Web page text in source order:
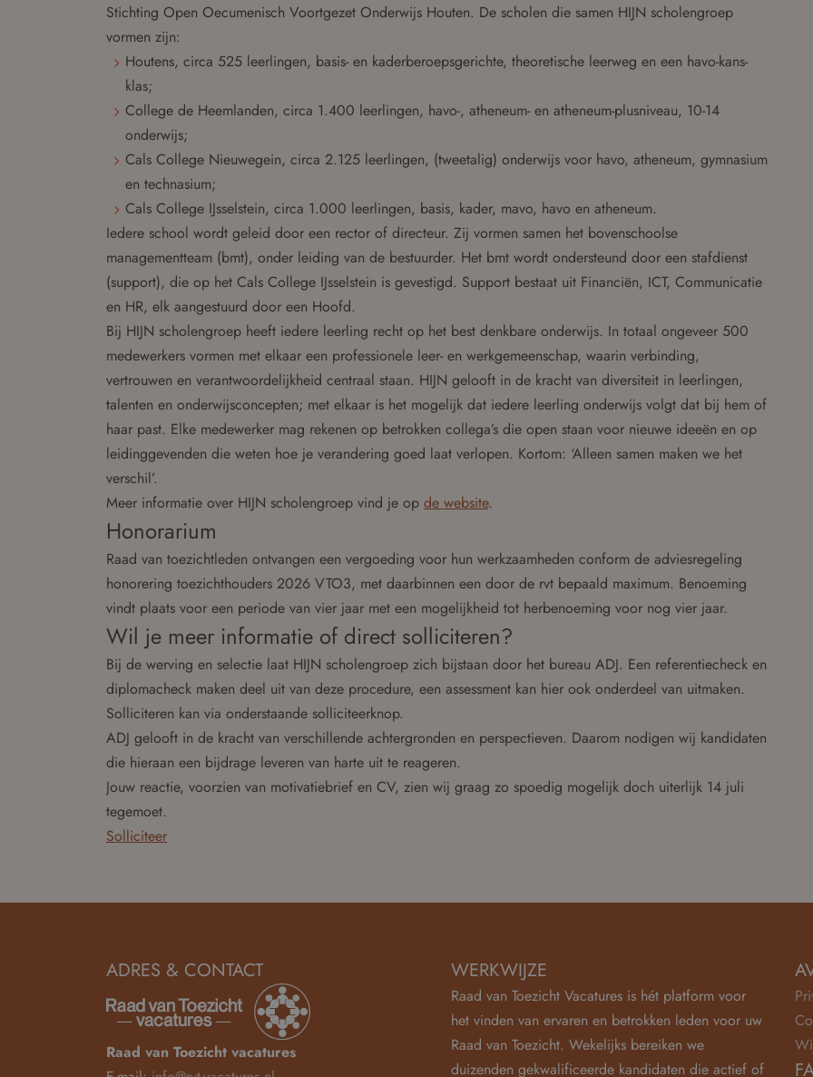
Stichting Open Oecumenisch Voortgezet Onderwijs Houten. De scholen die samen HIJN scholengroep
vormen zijn:
Houtens, circa 525 leerlingen, basis- en kaderberoepsgerichte, theoretische leerweg en een havo-kans-
klas;
College de Heemlanden, circa 1.400 leerlingen, havo-, atheneum- en atheneum-plusniveau, 10-14
onderwijs;
Cals College Nieuwegein, circa 2.125 leerlingen, (tweetalig) onderwijs voor havo, atheneum, gymnasium
en technasium;
Cals College IJsselstein, circa 1.000 leerlingen, basis, kader, mavo, havo en atheneum.
Iedere school wordt geleid door een rector of directeur. Zij vormen samen het bovenschoolse
managementteam (bmt), onder leiding van de bestuurder. Het bmt wordt ondersteund door een stafdienst
(support), die op het Cals College IJsselstein is gevestigd. Support bestaat uit Financiën, ICT, Communicatie
en HR, elk aangestuurd door een Hoofd.
Bij HIJN scholengroep heeft iedere leerling recht op het best denkbare onderwijs. In totaal ongeveer 500
medewerkers vormen met elkaar een professionele leer- en werkgemeenschap, waarin verbinding,
vertrouwen en verantwoordelijkheid centraal staan. HIJN gelooft in de kracht van diversiteit in leerlingen,
talenten en onderwijsconcepten; met elkaar is het mogelijk dat iedere leerling onderwijs volgt dat bij hem of
haar past. Elke medewerker mag rekenen op betrokken collega’s die open staan voor nieuwe ideeën en op
leidinggevenden die weten hoe je verandering goed laat verlopen. Kortom: ‘Alleen samen maken we het
verschil’.
Meer informatie over HIJN scholengroep vind je op de website.
Honorarium
Raad van toezichtleden ontvangen een vergoeding voor hun werkzaamheden conform de adviesregeling
honorering toezichthouders 2026 VTO3, met daarbinnen een door de rvt bepaald maximum. Benoeming
vindt plaats voor een periode van vier jaar met een mogelijkheid tot herbenoeming voor nog vier jaar.
Wil je meer informatie of direct solliciteren?
Bij de werving en selectie laat HIJN scholengroep zich bijstaan door het bureau ADJ. Een referentiecheck en
diplomacheck maken deel uit van deze procedure, een assessment kan hier ook onderdeel van uitmaken.
Solliciteren kan via onderstaande solliciteerknop.
ADJ gelooft in de kracht van verschillende achtergronden en perspectieven. Daarom nodigen wij kandidaten
die hieraan een bijdrage leveren van harte uit te reageren.
Jouw reactie, voorzien van motivatiebrief en CV, zien wij graag zo spoedig mogelijk doch uiterlijk 14 juli
tegemoet.
Solliciteer
ADRES & CONTACT
Raad van Toezicht vacatures
WERKWIJZE
Raad van Toezicht Vacatures is hét platform voor
het vinden van ervaren en betrokken leden voor uw
Raad van Toezicht. Wekelijks bereiken we
duizenden gekwalificeerde kandidaten die actief of